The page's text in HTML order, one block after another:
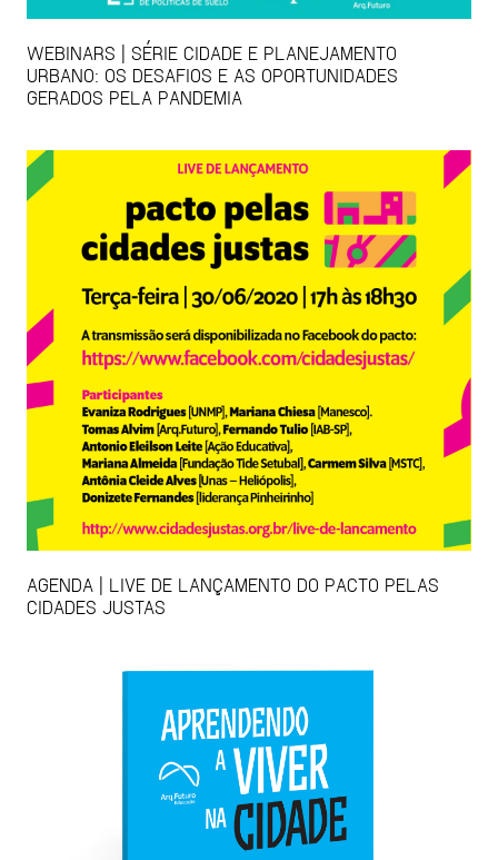
WEBINARS | SÉRIE CIDADE E PLANEJAMENTO
URBANO: OS DESAFIOS E AS OPORTUNIDADES
GERADOS PELA PANDEMIA
AGENDA | LIVE DE LANÇAMENTO DO PACTO PELAS
CIDADES JUSTAS